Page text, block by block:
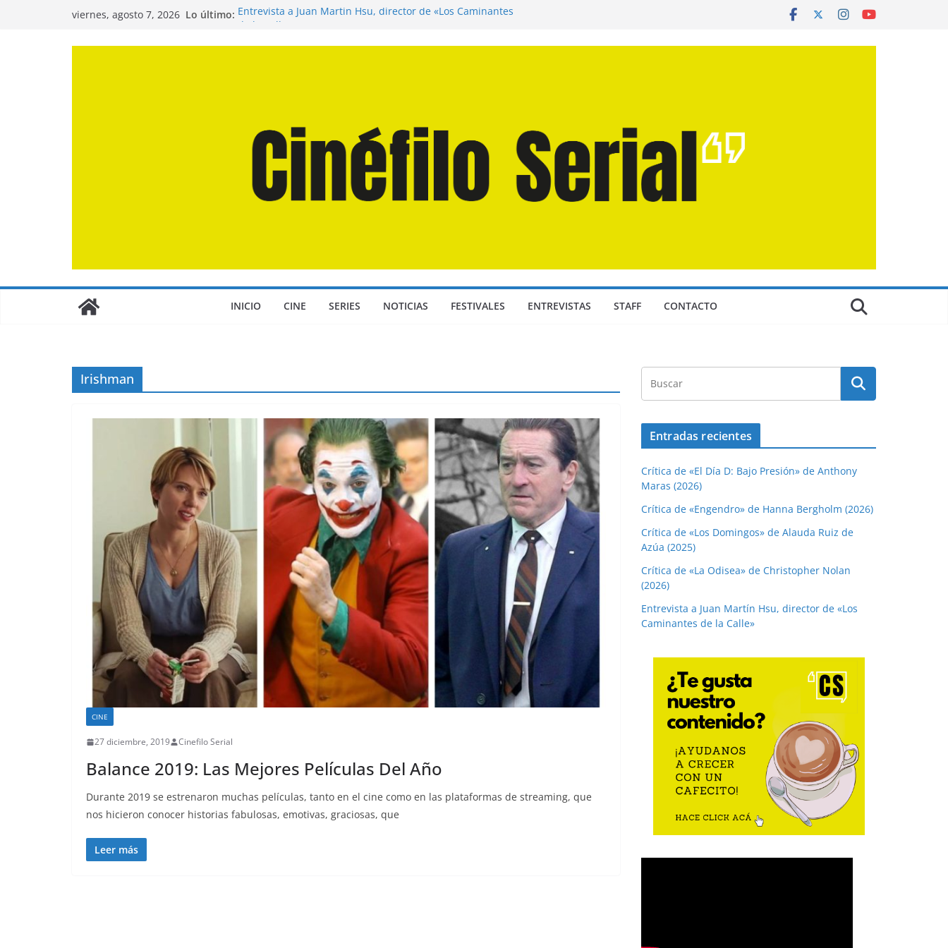
viernes, agosto 7, 2026 Lo último: Entrevista a Juan Martín Hsu, director de «Los Caminantes
INICIO CINE SERIES NOTICIAS FESTIVALES ENTREVISTAS STAFF CONTACTO
Irishman
CINE
27 diciembre, 2019 Cinefilo Serial
Balance 2019: Las Mejores Películas Del Año
Durante 2019 se estrenaron muchas películas, tanto en el cine como en las plataformas de streaming, que
nos hicieron conocer historias fabulosas, emotivas, graciosas, que
Leer más
Entradas recientes
Crítica de «El Día D: Bajo Presión» de Anthony
Maras (2026)
Crítica de «Engendro» de Hanna Bergholm (2026)
Crítica de «Los Domingos» de Alauda Ruiz de
Azúa (2025)
Crítica de «La Odisea» de Christopher Nolan
(2026)
Entrevista a Juan Martín Hsu, director de «Los
Caminantes de la Calle»